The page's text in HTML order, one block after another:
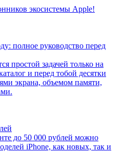
экосистемы Apple!
полное руководство перед
простой задачей только на
и перед тобой десятки
экрана, объемом памяти,
до 50 000 рублей можно
iPhone, как новых, так и